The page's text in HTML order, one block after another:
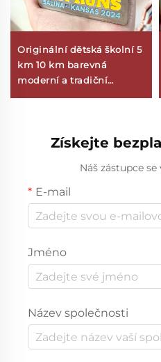
Originální dětská školní 5
km 10 km barevná
moderní a tradiční
maratónské medaile
Získejte
Náš zástupce
E-mail
Jméno
Název společnosti